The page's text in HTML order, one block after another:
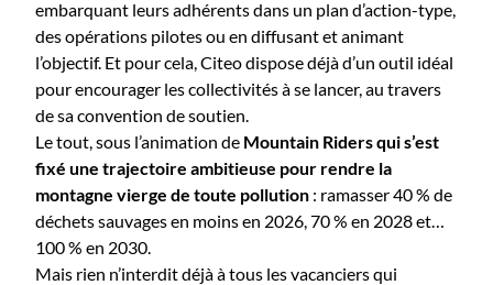
embarquant leurs adhérents dans un plan d’action-type,
des opérations pilotes ou en diffusant et animant
l’objectif. Et pour cela, Citeo dispose déjà d’un outil idéal
pour encourager les collectivités à se lancer, au travers
de sa convention de soutien.
Le tout, sous l’animation de Mountain Riders qui s’est
fixé une trajectoire ambitieuse pour rendre la
montagne vierge de toute pollution : ramasser 40 % de
déchets sauvages en moins en 2026, 70 % en 2028 et…
100 % en 2030.
Mais rien n’interdit déjà à tous les vacanciers qui